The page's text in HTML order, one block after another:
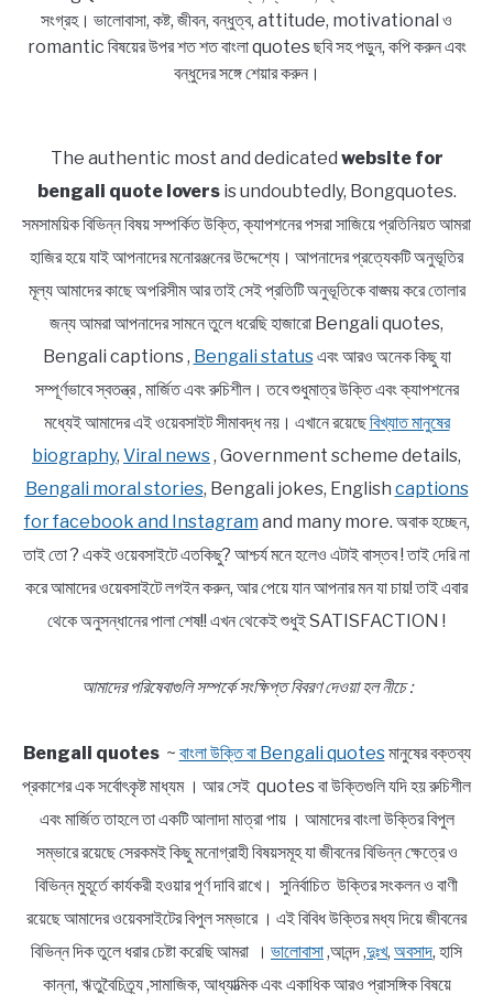
সংগ্রহ। ভালোবাসা, কষ্ট, জীবন, বন্ধুত্ব, attitude, motivational ও
romantic বিষয়ের উপর শত শত বাংলা quotes ছবি সহ পড়ুন, কপি করুন এবং
বন্ধুদের সঙ্গে শেয়ার করুন।
The authentic most and dedicated website for
bengali quote loversis undoubtedly, Bongquotes.
সমসাময়িক বিভিন্ন বিষয় সম্পর্কিত উক্তি, ক্যাপশনের পসরা সাজিয়ে প্রতিনিয়ত আমরা
হাজির হয়ে যাই আপনাদের মনোরঞ্জনের উদ্দেশ্যে। আপনাদের প্রত্যেকটি অনুভূতির
মূল্য আমাদের কাছে অপরিসীম আর তাই সেই প্রতিটি অনুভূতিকে বাঙ্ময় করে তোলার
জন্য আমরা আপনাদের সামনে তুলে ধরেছি হাজারো Bengali quotes,
Bengali captions , Bengali statusএবং আরও অনেক কিছু যা
সম্পূর্ণভাবে স্বতন্ত্র , মার্জিত এবং রুচিশীল। তবে শুধুমাত্র উক্তি এবং ক্যাপশনের
মধ্যেই আমাদের এই ওয়েবসাইট সীমাবদ্ধ নয়। এখানে রয়েছেবিখ্যাত মানুষের
biography, Viral news, Government scheme details,
Bengali moral stories, Bengali jokes, English captions
for facebook and Instagram and many more. অবাক হচ্ছেন,
তাই তো ? একই ওয়েবসাইটে এতকিছু? আশ্চর্য মনে হলেও এটাই বাস্তব ! তাই দেরি না
করে আমাদের ওয়েবসাইটে লগইন করুন, আর পেয়ে যান আপনার মন যা চায়! তাই এবার
থেকে অনুসন্ধানের পালা শেষ!! এখন থেকেই শুধুই SATISFACTION !
আমাদের পরিষেবাগুলি সম্পর্কে সংক্ষিপ্ত বিবরণ দেওয়া হল নীচে :
Bengali quotes~ বাংলা উক্তি বা Bengali quotesমানুষের বক্তব্য
প্রকাশের এক সর্বোৎকৃষ্ট মাধ্যম । আর সেই quotes বা উক্তিগুলি যদি হয় রুচিশীল
এবং মার্জিত তাহলে তা একটি আলাদা মাত্রা পায় । আমাদের বাংলা উক্তির বিপুল
সম্ভারে রয়েছে সেরকমই কিছু মনোগ্রাহী বিষয়সমূহ যা জীবনের বিভিন্ন ক্ষেত্রে ও
বিভিন্ন মুহূর্তে কার্যকরী হওয়ার পূর্ণ দাবি রাখে। সুনির্বাচিত উক্তির সংকলন ও বাণী
রয়েছে আমাদের ওয়েবসাইটের বিপুল সম্ভারে । এই বিবিধ উক্তির মধ্য দিয়ে জীবনের
বিভিন্ন দিক তুলে ধরার চেষ্টা করেছি আমরা । ভালোবাসা,আনন্দ ,দুঃখ, অবসাদ, হাসি
কান্না, ঋতুবৈচিত্র্য ,সামাজিক, আধ্যাত্মিক এবং একাধিক আরও প্রাসঙ্গিক বিষয়ে